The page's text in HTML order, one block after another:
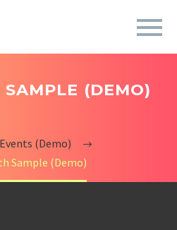
(DEMO)
Events (Demo)
Sample (Demo)